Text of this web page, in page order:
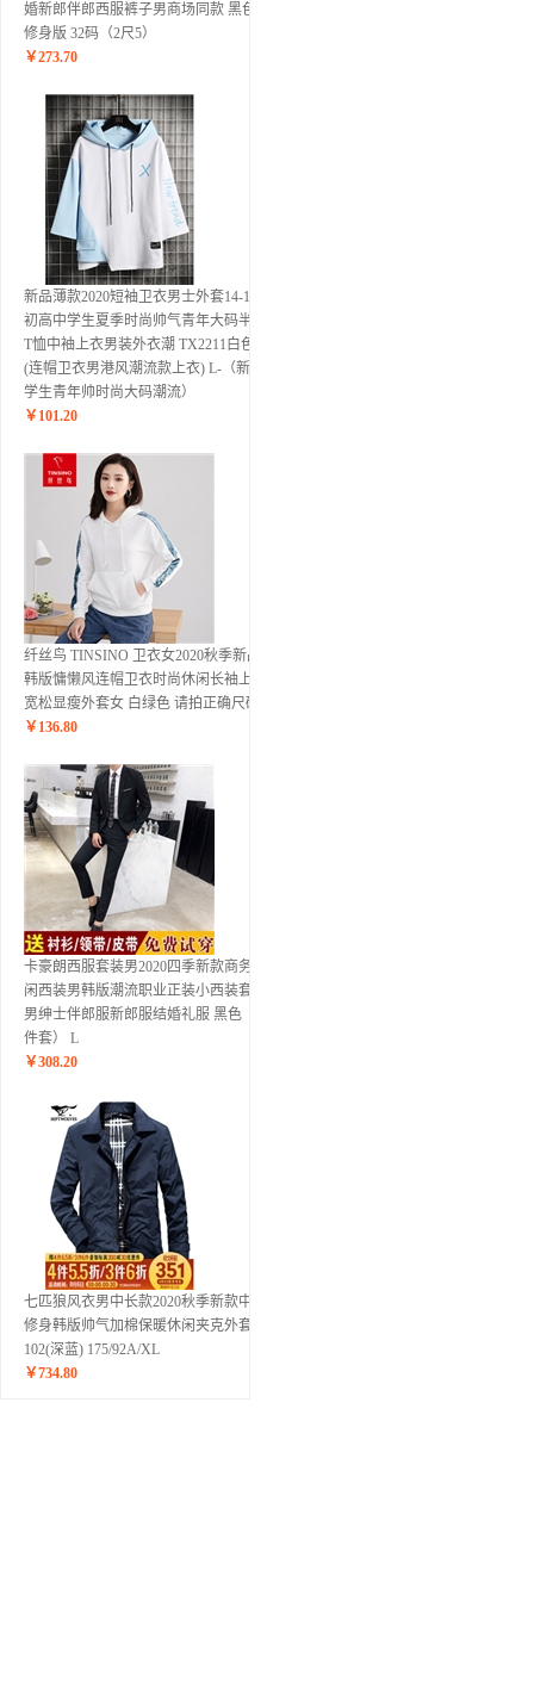
婚新郎伴郎西服裤子男商场同款 黑色-
修身版 32码（2尺5）
￥273.70
新品薄款2020短袖卫衣男士外套14-16岁
初高中学生夏季时尚帅气青年大码半袖
T恤中袖上衣男装外衣潮 TX2211白色-
(连帽卫衣男港风潮流款上衣) L-（新款
学生青年帅时尚大码潮流）
￥ 101.20
纤丝鸟 TINSINO 卫衣女2020秋季新品
韩版慵懒风连帽卫衣时尚休闲长袖上衣
宽松显瘦外套女 白绿色 请拍正确尺码
￥ 136.80
卡豪朗西服套装男2020四季新款商务休
闲西装男韩版潮流职业正装小西装套装
男绅士伴郎服新郎服结婚礼服 黑色（两
件套） L
￥308.20
七匹狼风衣男中长款2020秋季新款中年
修身韩版帅气加棉保暖休闲夹克外套潮
102(深蓝) 175/92A/XL
￥734.80